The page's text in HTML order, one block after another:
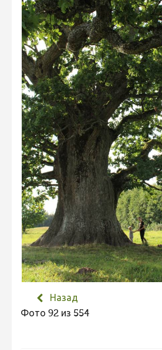
Не учитываются 2024
Видео 2024
Фотоконкурс 2023
Не учитываются 2023
Видео 2023
Фотоконкурс 2022
Не учитываются 2022
Видео 2022
Фотоконкурс 2021
Видео 2021
Фотоконкурс 2020
Видео 2020
Фотоконкурс 2019
Фотоконкурс 2018
Фотоконкурс 2017
Назад
Фото 92 из 554